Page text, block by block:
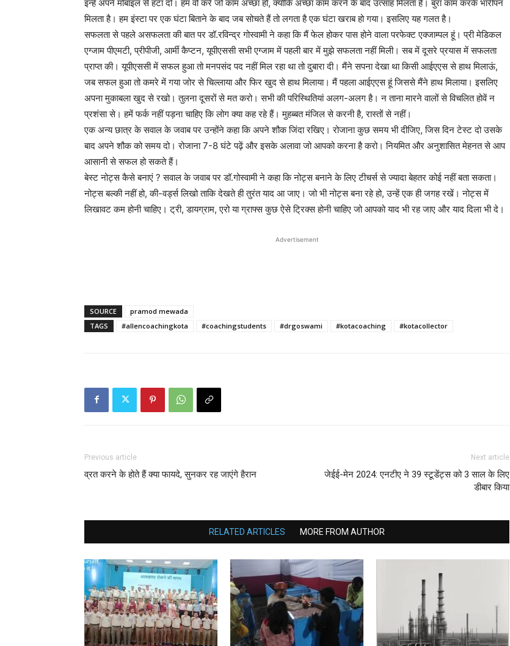
इन्हें अपने मोबाइल से हटा दो। हम वो करें जो काम अच्छा हो, क्योंकि अच्छा काम करने के बाद उत्साह मिलता है। बुरा काम करके भारीपन
मिलता है। हम इंस्टा पर एक घंटा बिताने के बाद जब सोचते हैं तो लगता है एक घंटा खराब हो गया। इसलिए यह गलत है।
सफलता से पहले असफलता की बात पर डॉ.रविन्द्र गोस्वामी ने कहा कि मैं फेल होकर पास होने वाला परफेक्ट एक्जाम्पल हूं। प्री मेडिकल
एग्जाम पीएमटी, प्रीपीजी, आर्मी कैप्टन, यूपीएससी सभी एग्जाम में पहली बार में मुझे सफलता नहीं मिली। सब में दूसरे प्रयास में सफलता
प्राप्त की। यूपीएससी में सफल हुआ तो मनपसंद पद नहीं मिल रहा था तो दुबारा दी। मैंने सपना देखा था किसी आईएएस से हाथ मिलाऊं,
जब सफल हुआ तो कमरे में गया जोर से चिल्लाया और फिर खुद से हाथ मिलाया। मैं पहला आईएएस हूं जिससे मैंने हाथ मिलाया। इसलिए
अपना मुकाबला खुद से रखो। तुलना दूसरों से मत करो। सभी की परिस्थितियां अलग-अलग है। न ताना मारने वालों से विचलित होवें न
प्रशंसा से। हमें फर्क नहीं पड़ना चाहिए कि लोग क्या कह रहे हैं। मुहब्बत मंजिल से करनी है, रास्तों से नहीं।
एक अन्य छात्र के सवाल के जवाब पर उन्होंने कहा कि अपने शौक जिंदा रखिए। रोजाना कुछ समय भी दीजिए, जिस दिन टेस्ट दो उसके
बाद अपने शौक को समय दो। रोजाना 7-8 घंटे पढ़ें और इसके अलावा जो आपको करना है करो। नियमित और अनुशासित मेहनत से आप
आसानी से सफल हो सकते हैं।
बेस्ट नोट्स कैसे बनाएं ? सवाल के जवाब पर डॉ.गोस्वामी ने कहा कि नोट्स बनाने के लिए टीचर्स से ज्यादा बेहतर कोई नहीं बता सकता।
नोट्स बल्की नहीं हो, की-वर्ड्स लिखो ताकि देखते ही तुरंत याद आ जाए। जो भी नोट्स बना रहे हो, उन्हें एक ही जगह रखें। नोट्स में
लिखावट कम होनी चाहिए। ट्री, डायग्राम, एरो या ग्राफ्स कुछ ऐसे ट्रिक्स होनी चाहिए जो आपको याद भी रह जाए और याद दिला भी दे।
Advertisement
SOURCE
pramod mewada
TAGS
#allencoachingkota #coachingstudents #drgoswami #kotacoaching #kotacollector
Previous article
व्रत करने के होते हैं क्या फायदे, सुनकर रह जाएंगे हैरान
Next article
जेईई-मेन 2024: एनटीए ने 39 स्टूडेंट्स को 3 साल के लिए
डीबार किया
RELATED ARTICLES MORE FROM AUTHOR